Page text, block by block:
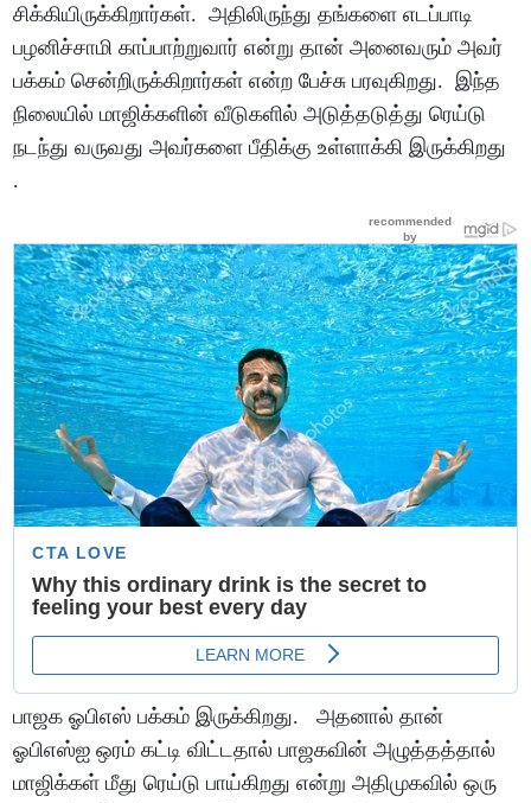
சிக்கியிருக்கிறார்கள். அதிலிருந்து தங்களை எடப்பாடி
பழனிச்சாமி காப்பாற்றுவார் என்று தான் அனைவரும் அவர்
பக்கம் சென்றிருக்கிறார்கள் என்ற பேச்சு பரவுகிறது. இந்த
நிலையில் மாஜிக்களின் வீடுகளில் அடுத்தடுத்து ரெய்டு
நடந்து வருவது அவர்களை பீதிக்கு உள்ளாக்கி இருக்கிறது
.
பாஜக ஓபிஎஸ் பக்கம் இருக்கிறது. அதனால் தான்
ஓபிஎஸ்ஐ ஒரம் கட்டி விட்டதால் பாஜகவின் அழுத்தத்தால்
மாஜிக்கள் மீது ரெய்டு பாய்கிறது என்று அதிமுகவில் ஒரு